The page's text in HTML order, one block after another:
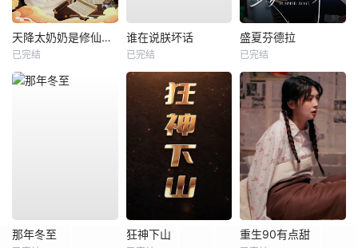
天降太奶奶是修仙老祖
已完结
谁在说朕坏话
已完结
盛夏芬德拉
已完结
那年冬至 狂神下山 重生90有点甜